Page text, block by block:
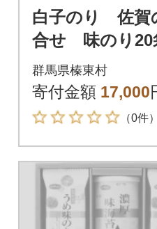
白子のり 佐賀
合せ 味のり20
切5枚)×2・焼の
詰(8切5枚)×2
群馬県榛東村
寄付金額 17,000
（0件）